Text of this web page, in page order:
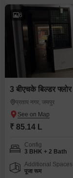
6
3 बीएचके बिल्डर
प्रताप नगर, जयपुर
₹ 85.14 L
Config
3 BHK + 2 Bath
Additional Spaces
पूजा रूम